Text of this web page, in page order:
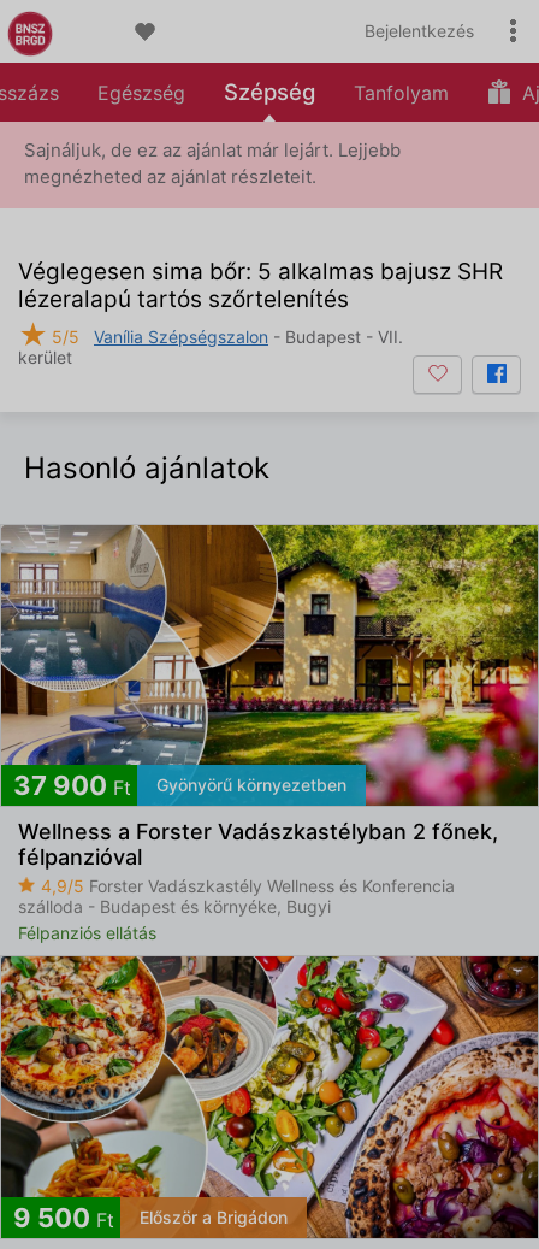
Bejelentkezés
Egészség Szépség Tanfolyam
Sajnáljuk, de ez az ajánlat már lejárt. Lejjebb
megnézheted az ajánlat részleteit.
Véglegesen sima bőr: 5 alkalmas bajusz SHR
lézeralapú tartós szőrtelenítés
★ 5/5 Vanília Szépségszalon - Budapest - VII.
kerület
Hasonló ajánlatok
37 900 Ft Gyönyörű környezetben
Wellness a Forster Vadászkastélyban 2 főnek,
félpanzióval
4,9/5 Forster Vadászkastély Wellness és Konferencia
szálloda - Budapest és környéke, Bugyi
Félpanziós ellátás
9 500 Ft Először a Brigádon